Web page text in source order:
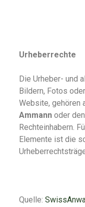
Urheberrechte
Die Urheber- und
Bildern, Fotos
Website,
Ammann oder
Rechteinhabern.
Elemente ist die
Quelle: